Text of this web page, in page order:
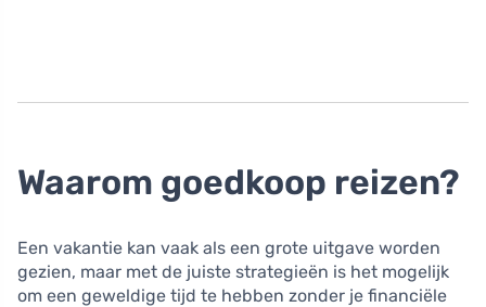
Waarom goedkoop reizen?
Een vakantie kan vaak als een grote uitgave worden
gezien, maar met de juiste strategieën is het mogelijk
om een geweldige tijd te hebben zonder je financiële